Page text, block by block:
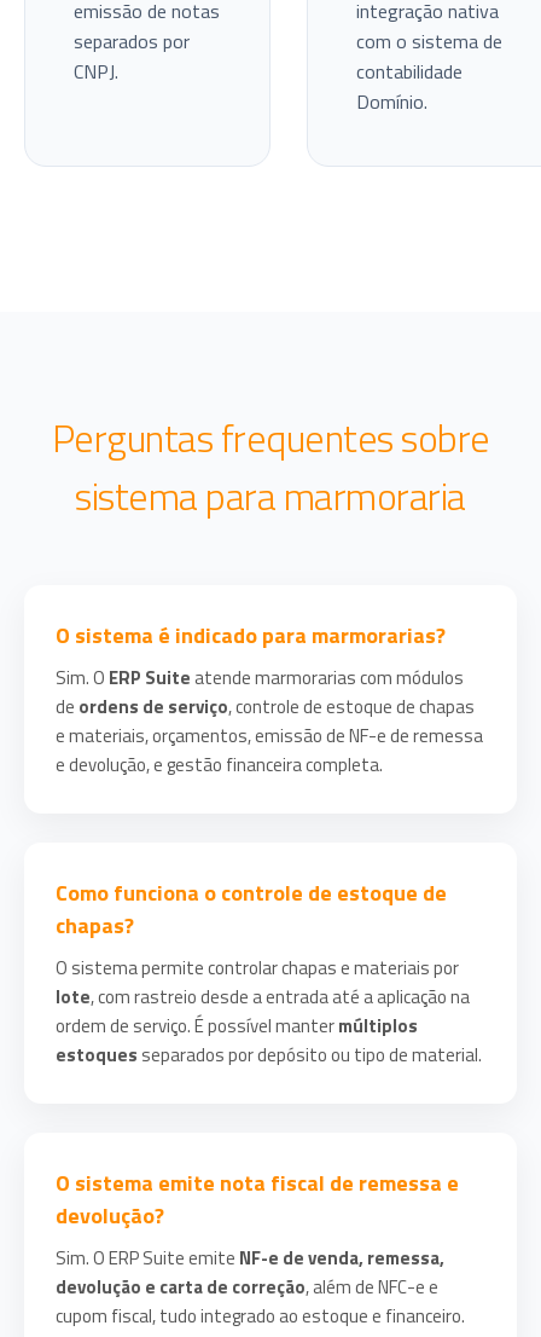
emissão de notas
separados por
CNPJ.
integração nativa
com o sistema de
contabilidade
Domínio.
Perguntas frequentes sobre
sistema para marmoraria
O sistema é indicado para marmorarias?
Sim. O ERP Suite atende marmorarias com módulos
de ordens de serviço, controle de estoque de chapas
e materiais, orçamentos, emissão de NF-e de remessa
e devolução, e gestão financeira completa.
Como funciona o controle de estoque de
chapas?
O sistema permite controlar chapas e materiais por
lote, com rastreio desde a entrada até a aplicação na
ordem de serviço. É possível mantermúltiplos
estoques separados por depósito ou tipo de material.
O sistema emite nota fiscal de remessa e
devolução?
Sim. O ERP Suite emite NF-e de venda, remessa,
devolução e carta de correção, além de NFC-e e
cupom fiscal, tudo integrado ao estoque e financeiro.